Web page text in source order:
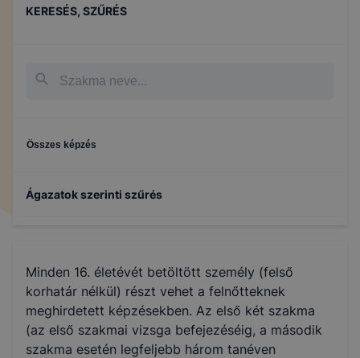
KERESÉS, SZŰRÉS
Összes képzés
Ágazatok szerinti szűrés
Informatika és távközlés
Turizmus-vendéglátás
Minden 16. életévét betöltött személy (felső
korhatár nélkül) részt vehet a felnőtteknek
meghirdetett képzésekben. Az első két szakma
(az első szakmai vizsga befejezéséig, a második
szakma esetén legfeljebb három tanéven